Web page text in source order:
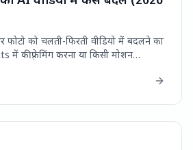
को चलती-फिरती वीडियो में बदलने का
में कीफ़्रेमिंग करना या किसी मोशन